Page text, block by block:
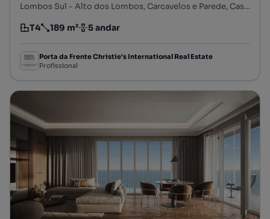
Lombos Sul - Alto dos Lombos, Carcavelos e Parede, Cascais, Lisboa
Tipologia
T4
Preço por metro quadrado
189 m²
Andar 5 andar
Porta da Frente Christie's International Real Estate
Profissional